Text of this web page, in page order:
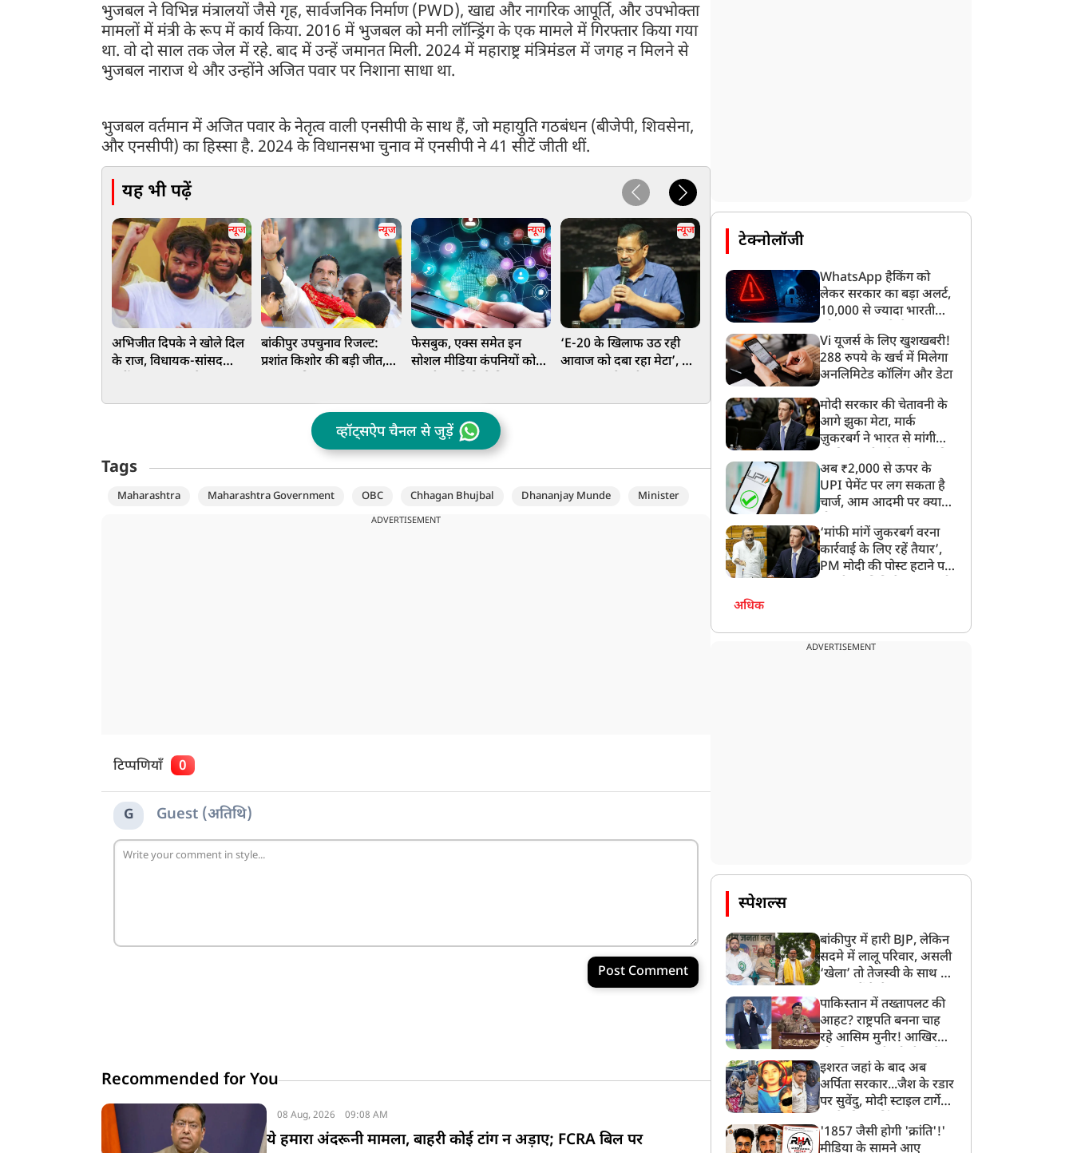
भुजबल ने विभिन्न मंत्रालयों जैसे गृह, सार्वजनिक निर्माण (PWD), खाद्य और नागरिक आपूर्ति, और उपभोक्ता
मामलों में मंत्री के रूप में कार्य किया. 2016 में भुजबल को मनी लॉन्ड्रिंग के एक मामले में गिरफ्तार किया गया
था. वो दो साल तक जेल में रहे. बाद में उन्हें जमानत मिली. 2024 में महाराष्ट्र मंत्रिमंडल में जगह न मिलने से
भुजबल नाराज थे और उन्होंने अजित पवार पर निशाना साधा था.
भुजबल वर्तमान में अजित पवार के नेतृत्व वाली एनसीपी के साथ हैं, जो महायुति गठबंधन (बीजेपी, शिवसेना,
और एनसीपी) का हिस्सा है. 2024 के विधानसभा चुनाव में एनसीपी ने 41 सीटें जीती थीं.
यह भी पढ़ें
न्यूज
अभिजीत दिपके ने खोले दिल
के राज, विधायक-सांसद
न्यूज
बांकीपुर उपचुनाव रिजल्ट:
प्रशांत किशोर की बड़ी जीत,
न्यूज
फेसबुक, एक्स समेत इन
सोशल मीडिया कंपनियों को
न्यूज
‘E-20 के खिलाफ उठ रही
आवाज को दबा रहा मेटा’, केंद्र
कांवड़ियों को लेकर रशीदी के
विवादित बयान पर भड़कीं
माधवी लता, बोलीं-मुसलमान
नहीं, आत्मघाती आतंकवादी हैं
GEN-Z के समर्थन में RSS
चीफ मोहन भागवत, बोले-
देशविरोधी नहीं, उनकी
शिकायतें सही
व्हॉट्सऐप चैनल से जुड़ें
Tags
Maharashtra Maharashtra Government OBC Chhagan Bhujbal Dhananjay Munde Minister
ADVERTISEMENT
टिप्पणियाँ 0
G Guest (अतिथि)
Post Comment
Recommended for You
08 Aug, 2026 09:08 AM
ये हमारा अंदरूनी मामला, बाहरी कोई टांग न अड़ाए; FCRA बिल पर
टेक्नोलॉजी
WhatsApp हैकिंग को
लेकर सरकार का बड़ा अलर्ट,
10,000 से ज्यादा भारतीयों
गया
Vi यूजर्स के लिए खुशखबरी!
288 रुपये के खर्च में मिलेगा
अनलिमिटेड कॉलिंग और डेटा
मोदी सरकार की चेतावनी के
आगे झुका मेटा, मार्क
ज़ुकरबर्ग ने भारत से मांगी
अब ₹2,000 से ऊपर के
UPI पेमेंट पर लग सकता है
चार्ज, आम आदमी पर क्या
‘मांफी मांगें जुकरबर्ग वरना
कार्रवाई के लिए रहें तैयार’,
PM मोदी की पोस्ट हटाने पर
अधिक
ADVERTISEMENT
स्पेशल्स
बांकीपुर में हारी BJP, लेकिन
सदमे में लालू परिवार, असली
‘खेला’ तो तेजस्वी के साथ हो
पाकिस्तान में तख्तापलट की
आहट? राष्ट्रपति बनना चाह
रहे आसिम मुनीर! आखिर
बनाया मोहरा?
इशरत जहां के बाद अब
अर्पिता सरकार...जैश के रडार
पर सुवेंदु, मोदी स्टाइल टार्गेट
बड़ा एक्शन!
'1857 जैसी होगी 'क्रांति'!'
मीडिया के सामने आए